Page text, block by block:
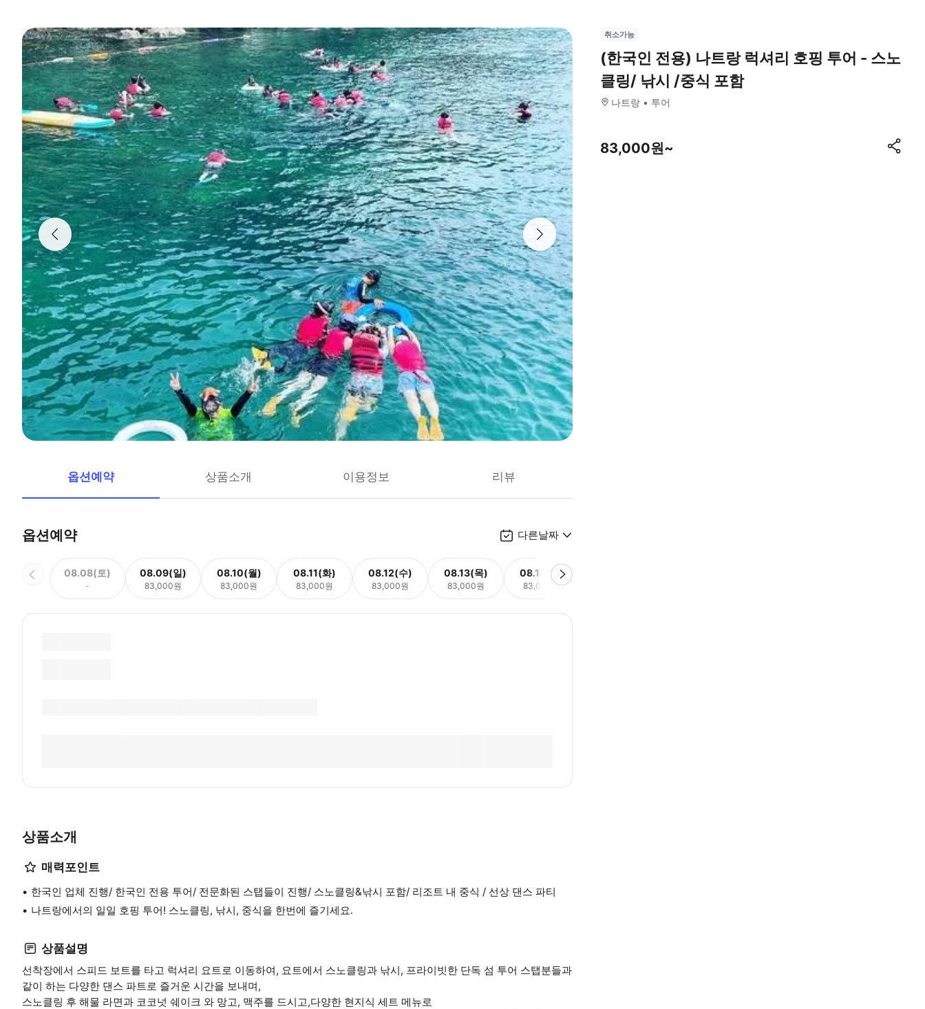
옵션예약 상품소개 이용정보 리뷰
옵션예약 다른날짜
08.08(토)
-
08.09(일)
83,000원
08.10(월)
83,000원
08.11(화)
83,000원
08.12(수)
83,000원
08.13(목)
83,000원
08.14(금)
83,000원
상품소개
매력포인트
한국인 업체 진행/ 한국인 전용 투어/ 전문화된 스탭들이 진행/ 스노클링&낚시 포함/ 리조트 내 중식 / 선상 댄스 파티
나트랑에서의 일일 호핑 투어! 스노클링, 낚시, 중식을 한번에 즐기세요.
상품설명
선착장에서 스피드 보트를 타고 럭셔리 요트로 이동하여, 요트에서 스노클링과 낚시, 프라이빗한 단독 섬 투어 스탭분들과
같이 하는 다양한 댄스 파트로 즐거운 시간을 보내며,
스노클링 후 해물 라면과 코코넛 쉐이크 와 망고, 맥주를 드시고,다양한 현지식 세트 메뉴로
취소가능
(한국인 전용) 나트랑 럭셔리 호핑 투어 - 스노
클링/ 낚시 /중식 포함
나트랑 투어
83,000원~